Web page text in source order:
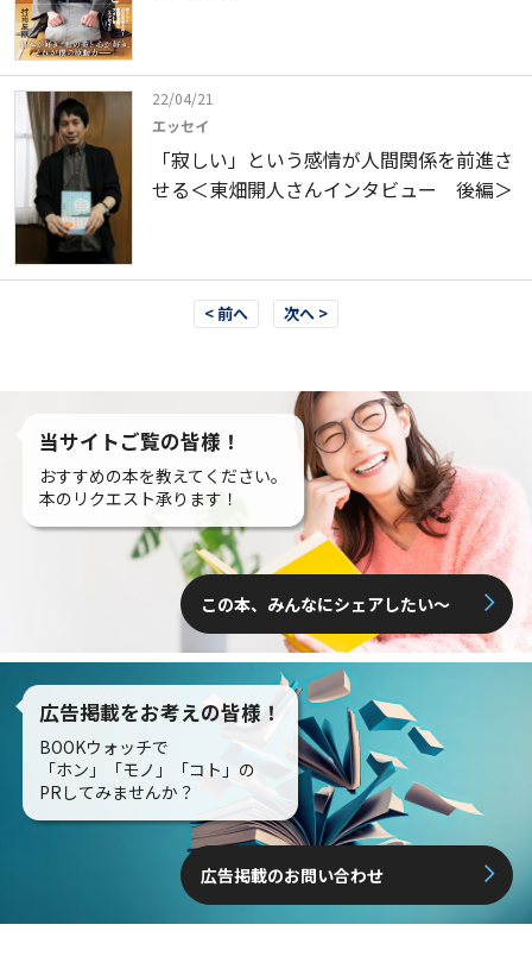
22/04/21
エッセイ
「寂しい」という感情が人間関係を前進さ
せる＜東畑開人さんインタビュー 後編＞
< 前へ 次へ >
当サイトご覧の皆様！
おすすめの本を教えてください。
本のリクエスト承ります！
この本、みんなにシェアしたい〜
広告掲載をお考えの皆様！
BOOKウォッチで
「ホン」「モノ」「コト」の
PRしてみませんか？
広告掲載のお問い合わせ